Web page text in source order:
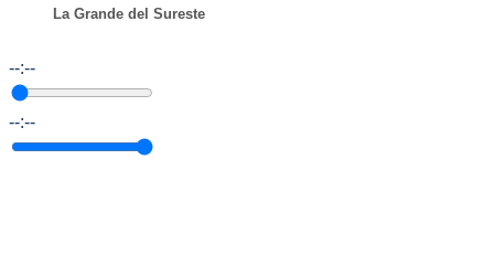
La Grande del Sureste
--:--
--:--